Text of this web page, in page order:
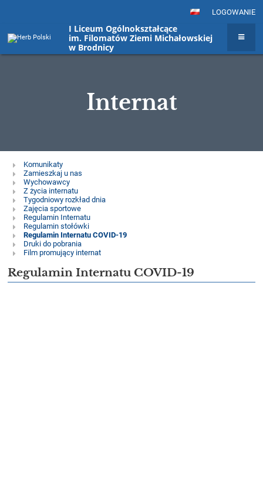
LOGOWANIE
I Liceum Ogólnokształcące
im. Filomatów Ziemi Michałowskiej
w Brodnicy
Internat
Internat
Komunikaty
Zamieszkaj u nas
Wychowawcy
Z życia internatu
Tygodniowy rozkład dnia
Zajęcia sportowe
Regulamin Internatu
Regulamin stołówki
Regulamin Internatu COVID-19
Druki do pobrania
Film promujący internat
Regulamin Internatu COVID-19